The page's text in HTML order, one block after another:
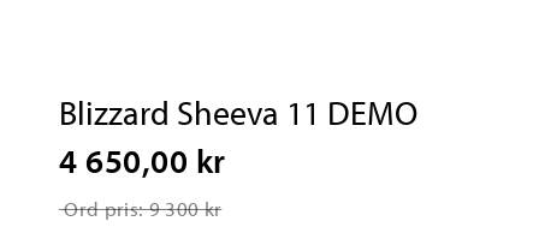
Blizzard Sheeva 11 DEMO
4 650,00 kr
Ord pris: 9 300 kr